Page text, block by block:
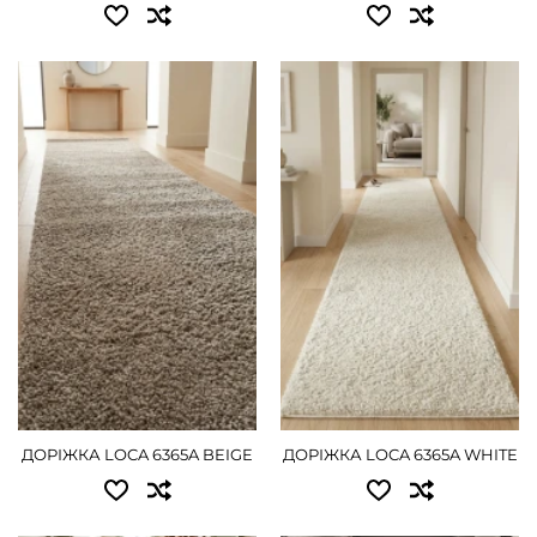
2.00 - 1620 грн
ДЕТАЛЬНІШЕ
Доступні розміри:
0.80 - 900 грн
1.00 - 1125 грн
1.20 - 1350 грн
1.50 - 1665 грн
2.00 - 2250 грн
ДЕТАЛЬНІШЕ
ДОРІЖКА LOCA 6365A BEIGE
Доступні розміри:
0.80 - 900 грн
1.00 - 1125 грн
1.20 - 1350 грн
1.50 - 1665 грн
2.00 - 2250 грн
ДЕТАЛЬНІШЕ
ДОРІЖКА LOCA 6365A WHITE